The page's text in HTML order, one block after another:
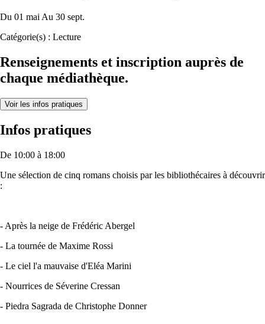
Du 01 maiAu 30 sept.
Catégorie(s) : Lecture
Renseignements et inscription auprès de
chaque médiathèque.
Voir les infos pratiques
Infos pratiques
De 10:00 à 18:00
Une sélection de cinq romans choisis par les bibliothécaires à découvrir
:
- Après la neige de Frédéric Abergel
- La tournée de Maxime Rossi
- Le ciel l'a mauvaise d'Eléa Marini
- Nourrices de Séverine Cressan
- Piedra Sagrada de Christophe Donner